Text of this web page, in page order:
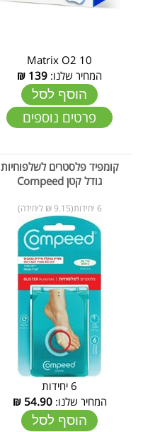
Matrix O2 10
המחיר שלנו: 139
₪
הוסף לסל
פרטים נוספים
קומפיד פלסטרים לשלפוחיות
גודל קטן Compeed
6 יחידות(9.15 ₪ ליחידה)
6 יחידות
המחיר שלנו:54.90
₪
הוסף לסל